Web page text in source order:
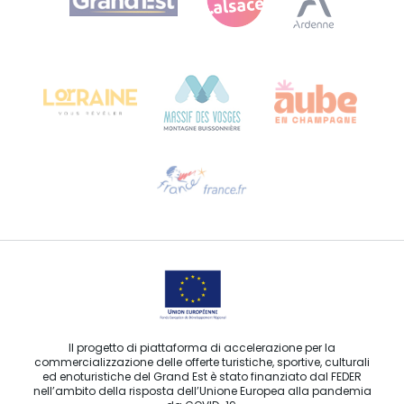
Bureau de Colmar (sede operativa)
Contattaci per e-mail
Il progetto di piattaforma di accelerazione per la
commercializzazione delle offerte turistiche, sportive, culturali
ed enoturistiche del Grand Est è stato finanziato dal FEDER
nell’ambito della risposta dell’Unione Europea alla pandemia